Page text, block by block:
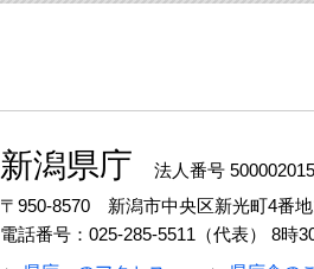
新潟県庁
法人番号
〒950-8570 新潟市中央区新光町4番
電話番号：025-285-5511（代表）
8時